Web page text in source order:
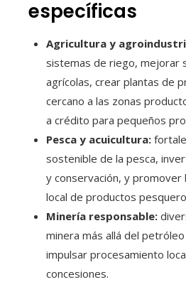
específicas
Agricultura y
sistemas de riego, mejorar
agrícolas, crear plantas de
cercano a las zonas
a crédito para pequeños
Pesca y acuicultura:
sostenible de la pesca,
y conservación, y promover
local de productos
Minería responsable:
minera más allá del
impulsar procesamiento
concesiones.